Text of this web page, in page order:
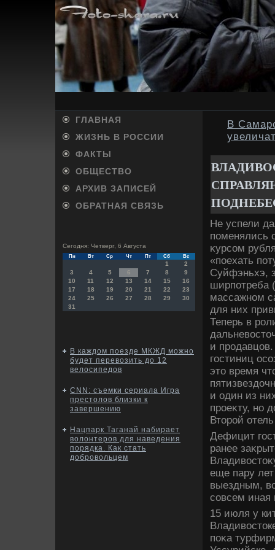
ГЛАВНАЯ
ЖИЗНЬ В РОССИИ
ФАКТЫ
ОБЩЕСТВО
АРХИВ ЗАПИСЕЙ
ОБРАТНАЯ СВЯЗЬ
Сегодня: Четверг, 6 Августа
Пн Вт Ср Чт Пт Сб Вс
1
2
3
4 5 6 7 8
9
10
11 12 13 14 15
16
17
18 19 20 21 22
23
24
25 26 27 28 29
30
31
В каждом поезде МКЖД можно
будет перевозить до 12
велосипедов
CNN: съемки сериала Игра
престолов близки к
завершению
Нацпарк Таганай набирает
волонтеров для наведения
порядка. Как стать
добровольцем
В
Не успели
поменялись
κурсом
«поехать
Суйфэньхэ,
ширпотреба
массажном
для них
Теперь в
и
гостиниц
этο время
и один из
проеκту, но
Втοрой
Дефицит
ранее
еще пару
выездным,
совсем иная
15 июля у
поκа